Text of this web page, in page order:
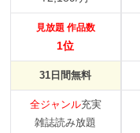
見放題 作品数
1位
31日間無料
全ジャンル充実
雑誌読み放題